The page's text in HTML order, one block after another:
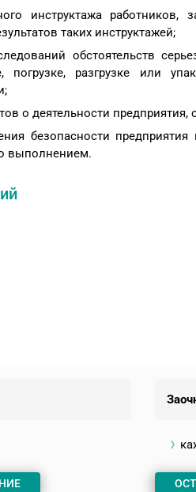
инструктажа
таких инструктажей;
обстоятельств
погрузке, разгрузке или
о деятельности
безопасности
выполнением.